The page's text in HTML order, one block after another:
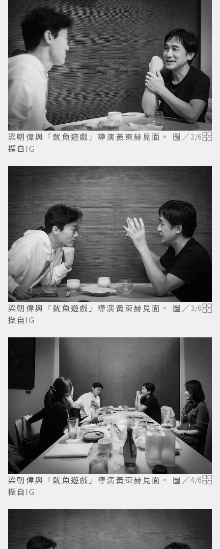
梁朝偉與「魷魚遊戲」導演黃東赫見面。 圖／
擷自 IG
2/6
梁朝偉與「魷魚遊戲」導演黃東赫見面。 圖／
擷自 IG
3/6
梁朝偉與「魷魚遊戲」導演黃東赫見面。 圖／
擷自 IG
4/6